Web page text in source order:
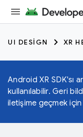
UI DESIGN XR
Android XR SDK'sı
kullanılabilir. Geri
iletişime geçmek için